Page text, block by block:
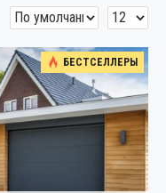
БЕСТСЕЛЛЕРЫ